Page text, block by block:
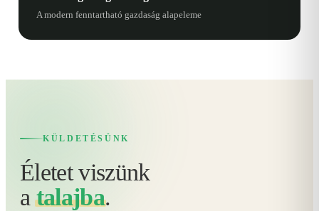
A modern fenntartható gazdaság alapeleme
KÜLDETÉSÜNK
Életet viszünk
atalajba.